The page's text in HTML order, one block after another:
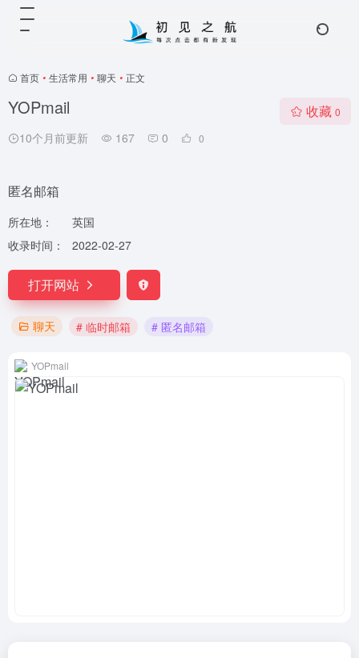
首页 • 生活常用 • 聊天 • 正文
YOPmail
10个月前更新 167 0 0
收藏 0
匿名邮箱
所在地：
英国
收录时间：
2022-02-27
打开网站
聊天 # 临时邮箱 # 匿名邮箱
YOPmail